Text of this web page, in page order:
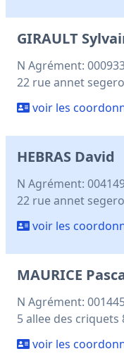
GIRAULT
N Agrément:
22 rue annet
voir les
HEBRAS David
N Agrément:
22 rue annet
voir les
MAURICE
N Agrément:
5 allee des
voir les